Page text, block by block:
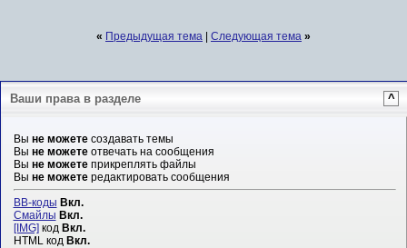
« Предыдущая тема | Следующая тема »
Ваши права в разделе ^
Вы не можетесоздавать темы
Вы не можетеотвечать на сообщения
Вы не можетеприкреплять файлы
Вы не можетередактировать сообщения
BB-коды Вкл.
Смайлы Вкл.
[IMG]код Вкл.
HTML код Вкл.